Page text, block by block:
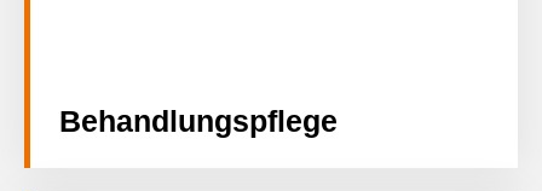
Behandlungspflege